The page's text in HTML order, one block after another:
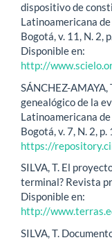
dispositivo de
Latinoamericana
Bogotá, v. 11, N. 2,
Disponible en:
http://
SÁNCHEZ-
genealógico de la
Latinoamericana
Bogotá, v. 7, N. 2,
https://
SILVA, T. El
terminal? Revista
Disponible en:
http://
SILVA, T.